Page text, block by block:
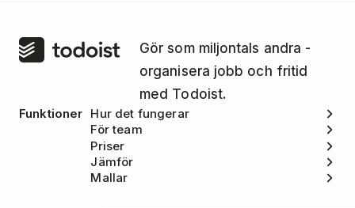
Gör som miljontals andra -
organisera jobb och fritid
med Todoist.
Funktioner Hur det fungerar
För team
Priser
Jämför
Mallar